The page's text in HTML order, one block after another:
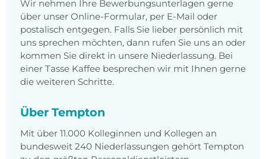
Wir nehmen Ihre Bewerbungsunterlagen gerne
über unser Online-Formular, per E-Mail oder
postalisch entgegen. Falls Sie lieber persönlich mit
uns sprechen möchten, dann rufen Sie uns an oder
kommen Sie direkt in unsere Niederlassung. Bei
einer Tasse Kaffee besprechen wir mit Ihnen gerne
die weiteren Schritte.
Über Tempton
Mit über 11.000 Kolleginnen und Kollegen an
bundesweit 240 Niederlassungen gehört Tempton